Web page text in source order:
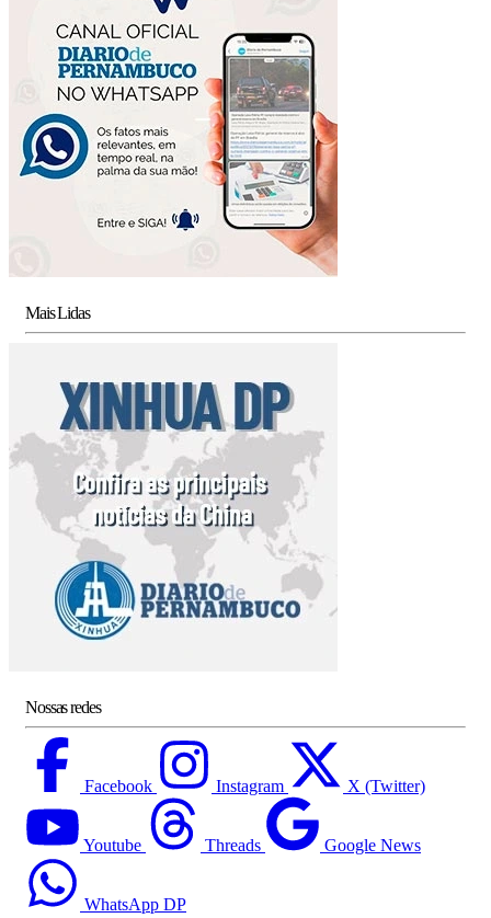
Mais Lidas
Nossas redes
Facebook Instagram X (Twitter)
Youtube Threads Google News
WhatsApp DP